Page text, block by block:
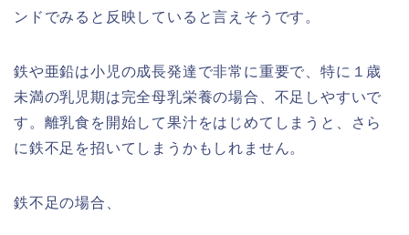
ンドでみると反映していると言えそうです。
鉄や亜鉛は小児の成長発達で非常に重要で、特に１歳
未満の乳児期は完全母乳栄養の場合、不足しやすいで
す。離乳食を開始して果汁をはじめてしまうと、さら
に鉄不足を招いてしまうかもしれません。
鉄不足の場合、